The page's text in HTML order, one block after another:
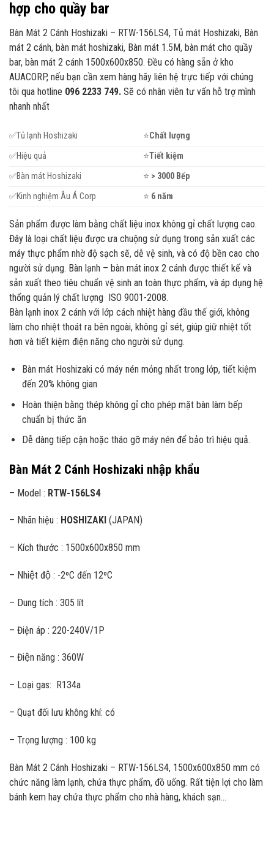
hợp cho quầy bar
Bàn Mát 2 Cánh Hoshizaki – RTW-156LS4, Tủ mát Hoshizaki, Bàn
mát 2 cánh, bàn mát hoshizaki, Bàn mát 1.5M, bàn mát cho quầy
bar, bàn mát 2 cánh 1500x600x850. Đều có hàng sẵn ở kho
AUACORP, nếu bạn cần xem hàng hãy liên hệ trực tiếp với chúng
tôi qua hotline 096 2233 749. Sẽ có nhân viên tư vấn hỗ trợ mình
nhanh nhất
✅Tủ lạnh Hoshizaki ⭐Chất lượng
✅Hiệu quả
⭐Tiết kiệm
✅Bàn mát Hoshizaki
⭐ > 3000 Bếp
✅Kinh nghiệm Âu Á Corp
⭐ 6 năm
Sản phẩm được làm bằng chất liệu inox không gỉ chất lượng cao.
Đây là loại chất liệu được ưa chuộng sử dụng trong sản xuất các
máy thực phẩm nhờ độ sạch sẽ, dễ vệ sinh, và có độ bền cao cho
người sử dụng. Bàn lạnh – bàn mát inox 2 cánh được thiết kế và
sản xuất theo tiêu chuẩn vệ sinh an toàn thực phẩm, và áp dụng hệ
thổng quản lý chất lượng ISO 9001-2008.
Bàn lạnh inox 2 cánh với lớp cách nhiệt hàng đầu thế giới, không
làm cho nhiệt thoát ra bên ngoài, không gỉ sét, giúp giữ nhiệt tốt
hơn và tiết kiệm điện năng cho người sử dụng.
Bàn mát Hoshizaki có máy nén mỏng nhất trong lớp, tiết kiệm
đến 20% không gian
Hoàn thiện bằng thép không gỉ cho phép mặt bàn làm bếp
chuẩn bị thức ăn
Dễ dàng tiếp cận hoặc tháo gỡ máy nén để bảo trì hiệu quả.
Bàn Mát 2 Cánh Hoshizaki nhập khẩu
– Model : RTW-156LS4
– Nhãn hiệu : HOSHIZAKI (JAPAN)
– Kích thước : 1500x600x850 mm
– Nhiệt độ : -2ºC đến 12ºC
– Dung tích : 305 lít
– Điện áp : 220-240V/1P
– Điện năng : 360W
– Loại gas: R134a
– Quạt đối lưu không khí: có
– Trọng lượng : 100 kg
Bàn Mát 2 Cánh Hoshizaki – RTW-156LS4, 1500x600x850 mm có
chức năng làm lạnh, chứa thực phẩm, đồ uống. Rất tiện lợi cho làm
bánh kem hay chứa thực phẩm cho nhà hàng, khách sạn…